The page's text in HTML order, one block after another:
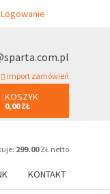
import zamówień
KOSZYK
0,00 ZŁ
299.00ZŁ netto
KONTAKT
KOSZYK
0,00 ZŁ